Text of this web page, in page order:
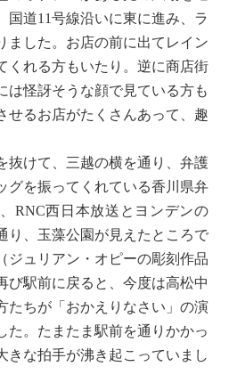
国道11号線沿いに東に進み、ラ
ました。お店の前に出てレイン
くれる方もいたり。逆に商店街
は怪訝そうな顔で見ている方も
せるお店がたくさんあって、趣
けて、三越の横を通り、弁護
グを振ってくれている香川県弁
RNC西日本放送とヨンデンの
り、玉藻公園が見えたところで
ジュリアン・オピーの彫刻作品
び駅前に戻ると、今度は高松中
たちが「おかえりなさい」の演
た。たまたま駅前を通りかかっ
きな拍手が沸き起こっていまし